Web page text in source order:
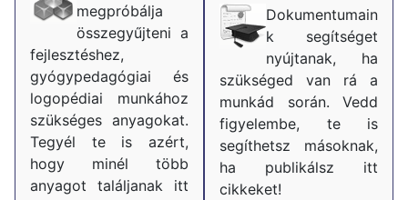
megpróbálja
összegyűjteni a
fejlesztéshez,
gyógypedagógiai és
logopédiai munkához
szükséges anyagokat.
Tegyél te is azért,
hogy minél több
anyagot találjanak itt
Dokumentumain
k segítséget
nyújtanak, ha
szükséged van rá a
munkád során. Vedd
figyelembe, te is
segíthetsz másoknak,
ha publikálsz itt
cikkeket!